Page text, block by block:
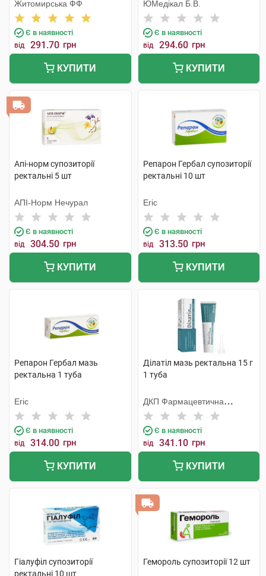
Житомирська ФФ
Є в наявності
від 291.70 грн
КУПИТИ
ЮМедікал Б.В.
Є в наявності
від 294.60 грн
КУПИТИ
Апі-норм супозиторії
ректальні 5 шт
АПІ-Норм Нечурал
Є в наявності
від 304.50 грн
КУПИТИ
Репарон Гербал супозиторії
ректальні 10 шт
Егіс
Є в наявності
від 313.50 грн
КУПИТИ
Репарон Гербал мазь
ректальна 1 туба
Егіс
Є в наявності
від 314.00 грн
КУПИТИ
Ділатіл мазь ректальна 15 г
1 туба
ДКП Фармацевтична
фабрика
Є в наявності
від 341.10 грн
КУПИТИ
Гіалуфіл супозиторії
ректальні 10 шт
Гемороль супозиторії 12 шт